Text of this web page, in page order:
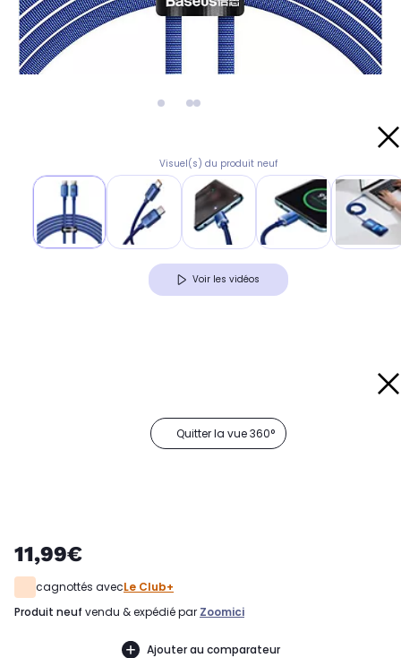
Visuel(s) du produit neuf
Voir les vidéos
Quitter la vue 360°
11,99€
cagnottés avecLe Club+
produit neuf vendu & expédié par Zoomici
Ajouter au comparateur